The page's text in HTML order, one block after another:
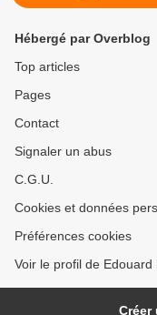
Hébergé par Overblog
Top articles
Pages
Contact
Signaler un abus
C.G.U.
Cookies et données
Préférences cookies
Voir le profil de
Créer